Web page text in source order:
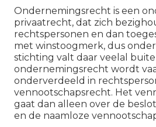
Ondernemingsrecht is een
privaatrecht, dat zich
rechtspersonen en dan
met winstoogmerk, dus
stichting valt daar veelal
ondernemingsrecht wordt
onderverdeeld in
vennootschapsrecht. Het
gaat dan alleen over de
en de naamloze